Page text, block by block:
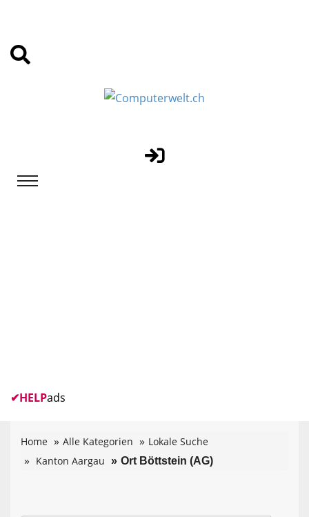
✔HELPads
Home Alle Kategorien
Lokale Suche
Kanton Aargau
Ort Böttstein (AG)